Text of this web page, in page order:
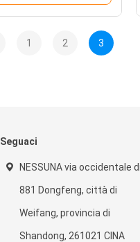
1 2 3
Seguaci
NESSUNA via occidentale di
881 Dongfeng, città di
Weifang, provincia di
Shandong, 261021 CINA